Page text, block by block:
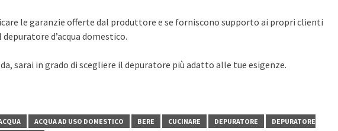
le garanzie offerte dal produttore e se forniscono supporto ai propri clienti
d’acqua domestico.
sarai in grado di scegliere il depuratore più adatto alle tue esigenze.
ACQUA AD USO DOMESTICO BERE CUCINARE DEPURATORE
DEPURATORE